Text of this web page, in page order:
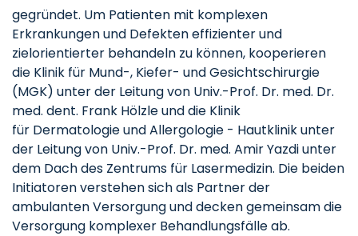
gegründet. Um Patienten mit komplexen
Erkrankungen und Defekten effizienter und
zielorientierter behandeln zu können, kooperieren
die Klinik für Mund-, Kiefer- und Gesichtschirurgie
(MGK) unter der Leitung von Univ.-Prof. Dr. med. Dr.
med. dent. Frank Hölzle und die Klinik
für Dermatologie und Allergologie - Hautklinik unter
der Leitung von Univ.-Prof. Dr. med. Amir Yazdi unter
dem Dach des Zentrums für Lasermedizin. Die beiden
Initiatoren verstehen sich als Partner der
ambulanten Versorgung und decken gemeinsam die
Versorgung komplexer Behandlungsfälle ab.